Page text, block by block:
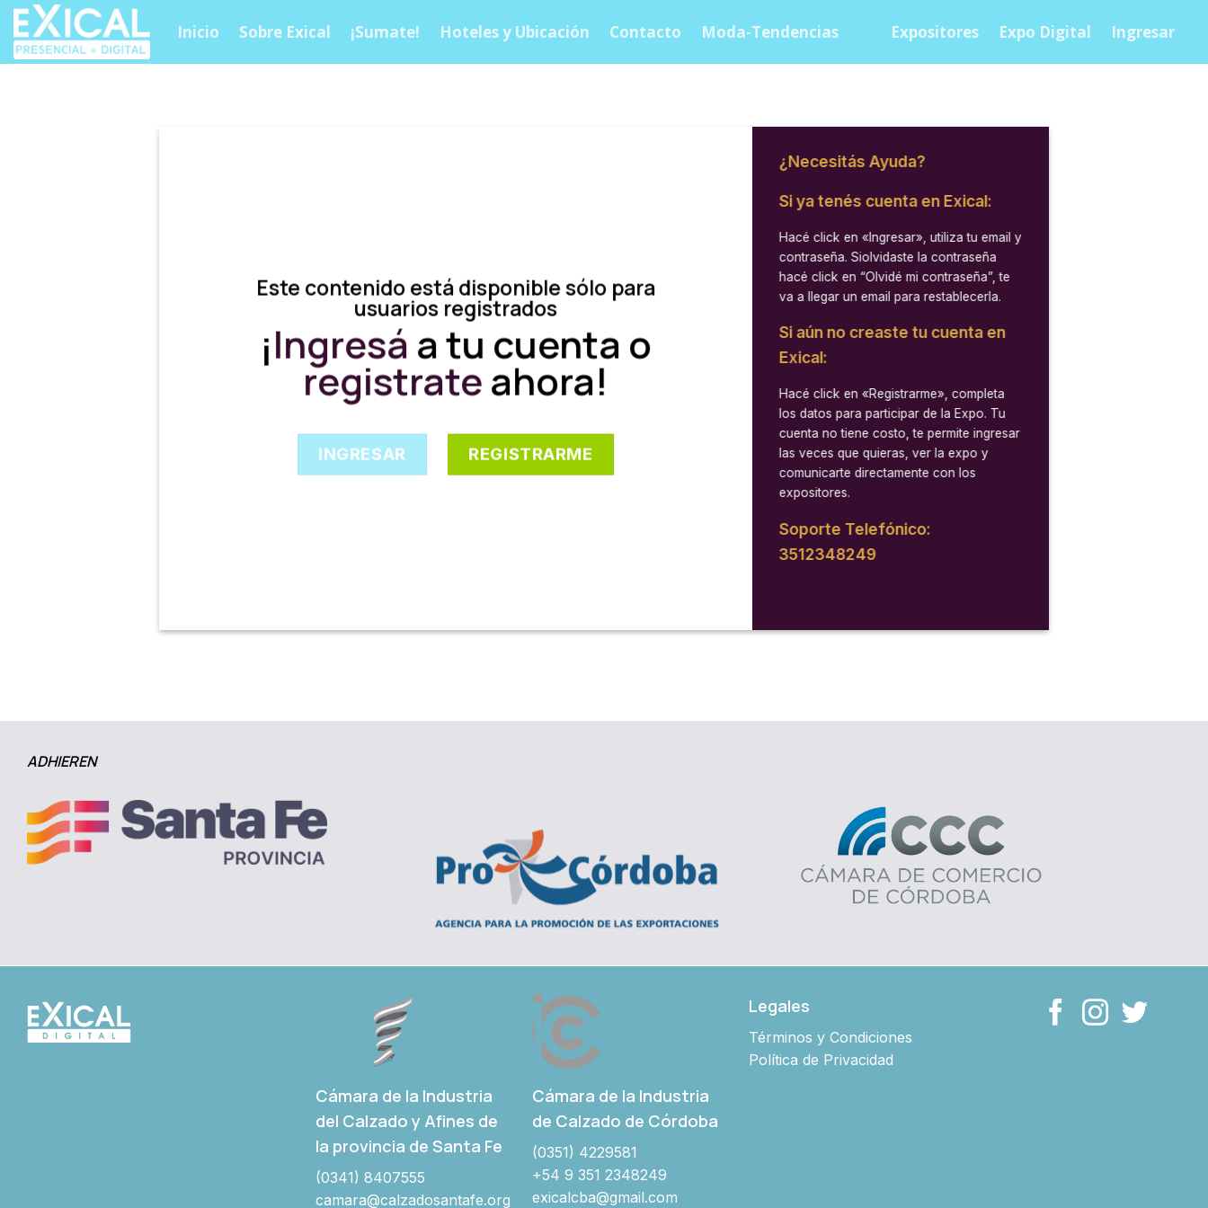
Skip
content
Inicio Sobre Exical ¡Sumate! Hoteles y Ubicación Contacto Moda-Tendencias Expositores Expo Digital Ingresar
Este contenido está disponible sólo para
usuarios registrados
¡Ingresá a tu cuenta o
registrateahora!
INGRESAR REGISTRARME
¿Necesitás Ayuda?
Si ya tenés cuenta en Exical:
Hacé click en «Ingresar», utiliza tu email y
contraseña. Siolvidaste la contraseña
hacé click en “Olvidé mi contraseña”, te
va a llegar un email para restablecerla.
Si aún no creaste tu cuenta en
Exical:
Hacé click en «Registrarme», completa
los datos para participar de la Expo. Tu
cuenta no tiene costo, te permite ingresar
las veces que quieras, ver la expo y
comunicarte directamente con los
expositores.
Soporte Telefónico:
3512348249
ADHIEREN
Cámara de la Industria
del Calzado y Afines de
la provincia de Santa Fe
(0341) 8407555
camara@calzadosantafe.org
Cámara de la Industria
de Calzado de Córdoba
(0351) 4229581
+54 9 351 2348249
exicalcba@gmail.com
Legales
Términos y Condiciones
Política de Privacidad